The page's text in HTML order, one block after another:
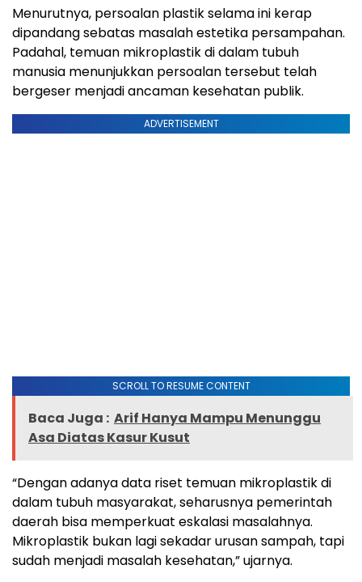
Menurutnya, persoalan plastik selama ini kerap
dipandang sebatas masalah estetika persampahan.
Padahal, temuan mikroplastik di dalam tubuh
manusia menunjukkan persoalan tersebut telah
bergeser menjadi ancaman kesehatan publik.
ADVERTISEMENT
SCROLL TO RESUME CONTENT
Baca Juga : Arif Hanya Mampu Menunggu
Asa Diatas Kasur Kusut
“Dengan adanya data riset temuan mikroplastik di
dalam tubuh masyarakat, seharusnya pemerintah
daerah bisa memperkuat eskalasi masalahnya.
Mikroplastik bukan lagi sekadar urusan sampah, tapi
sudah menjadi masalah kesehatan,” ujarnya.